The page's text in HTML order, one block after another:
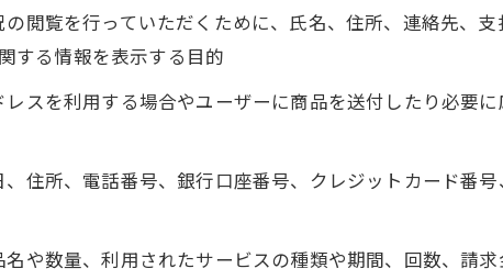
閲覧を行っていただくために、氏名、住所、連絡先、
する情報を表示する目的
スを利用する場合やユーザーに商品を送付したり必要
住所、電話番号、銀行口座番号、クレジットカード番
や数量、利用されたサービスの種類や期間、回数、請